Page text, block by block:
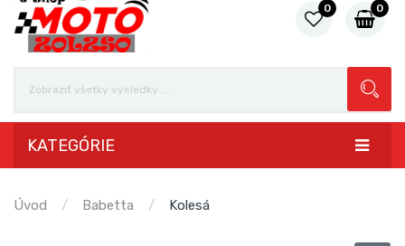
0 0
KATEGÓRIE
Úvod Babetta Kolesá